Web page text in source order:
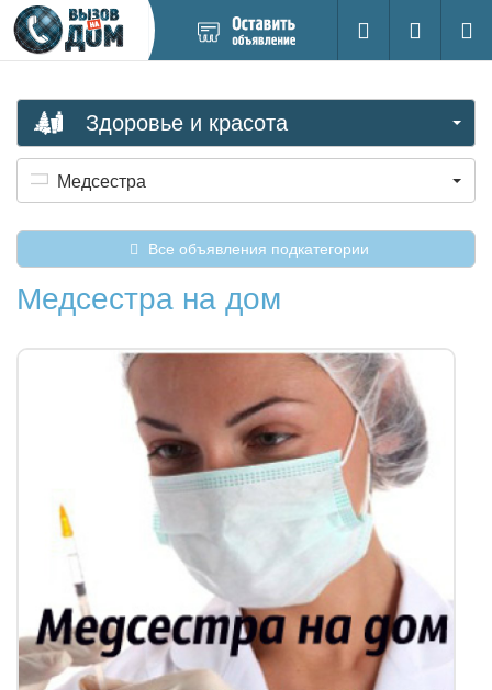
новое
Поиск
Вход на
Здоровье и красота
Медсестра
Все объявления подкатегории
Медсестра на дом